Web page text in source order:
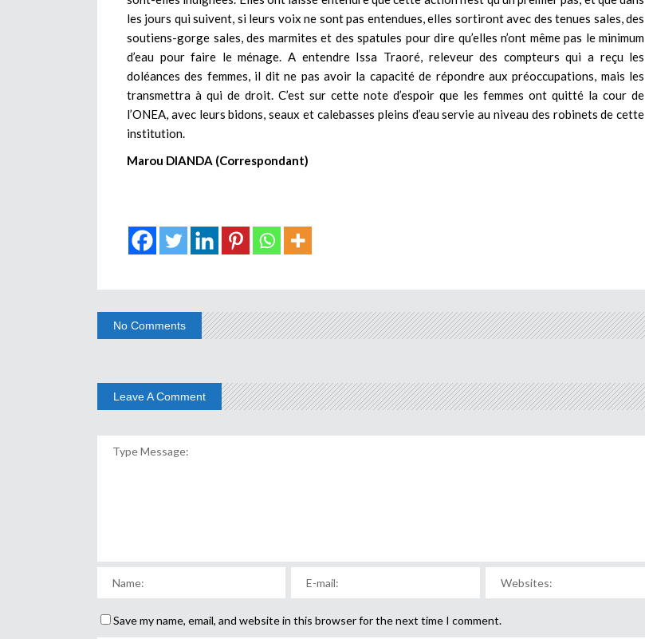
les jours qui suivent, si leurs voix ne sont pas entendues, elles sortiront avec des tenues sales, des
soutiens-gorge sales, des marmites et des spatules pour dire qu’elles n’ont même pas le minimum
d’eau pour faire le ménage. A entendre Issa Traoré, releveur des compteurs qui a reçu les
doléances des femmes, il dit ne pas avoir la capacité de répondre aux préoccupations, mais les
transmettra à qui de droit. C’est sur cette note d’espoir que les femmes ont quitté la cour de
l’ONEA, avec leurs bidons, seaux et calebasses pleins d’eau servie au niveau des robinets de cette
institution.
Marou DIANDA (Correspondant)
No Comments
Leave A Comment
Save my name, email, and website in this browser for the next time I comment.